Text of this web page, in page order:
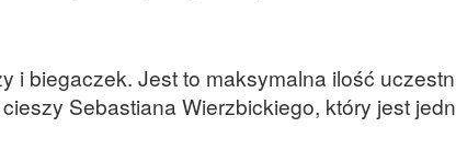
i biegaczek. Jest to maksymalna ilość
Sebastiana Wierzbickiego, który jest